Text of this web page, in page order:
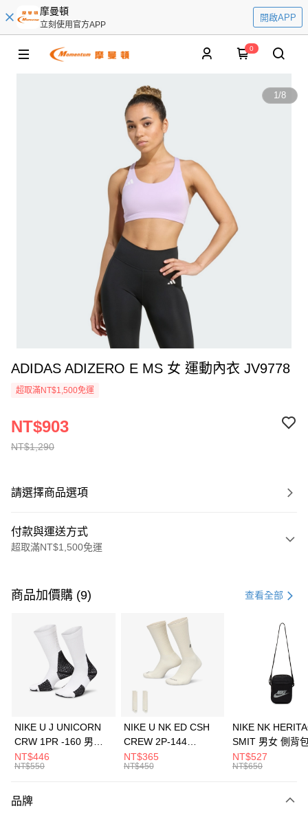
摩曼頓
立刻使用官方APP
開啟APP
0
1/8
ADIDAS ADIZERO E MS 女 運動內衣 JV9778
超取滿NT$1,500免運
NT$1,290
NT$903
請選擇商品選項
付款與運送方式
超取滿NT$1,500免運
信用卡一次付款
3 期 0 利率 每期 21家銀行
合作金庫商業銀行
第一商業銀行
華南商業銀行
彰化商業銀行
上海商業儲蓄銀行
元大商業銀行
台灣樂天信用卡公司
Apple Pay
全盈+PAY
AFTEE先享後付
【關於「AFTEE先享後付」】
商品加價購 (9) 查看全部
NIKE U J UNICORN
CRW 1PR -160 男女
中統襪 FZ3393100
NT$446
NT$550
NIKE U NK ED CSH
CREW 2P-144
EMBRDY 男女 短統襪
FZ3073133
NT$365
NT$450
NIKE NK
SMIT 男女 側背
BA5871010
NT$527
NT$650
品牌